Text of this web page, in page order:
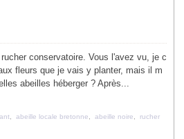
conservatoire. Vous l'avez vu, je c
fleurs que je vais y planter, mais il m
abeilles héberger ? Après...
abeille locale bretonne abeille noire
rucher